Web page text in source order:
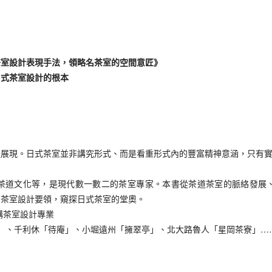
設計表現手法，領略名茶室的空間意匠》
茶室設計的根本
現。日式茶室並非講究形式、而是看重形式內的豐富精神意涵，只有
文化等，是現代數一數二的茶室專家。本書從茶道茶室的脈絡發
室設計要領，窺探日式茶室的堂奧。
室設計專業
、千利休「待庵」、小堀遠州「擁翠亭」、北大路魯人「星岡茶寮」